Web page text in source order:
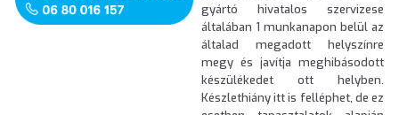
gyártó hivatalos szervizese
általában 1 munkanapon belül az
általad megadott helyszínre
megy és javítja meghibásodott
készülékedet ott helyben.
Készlethiány itt is felléphet, de ez